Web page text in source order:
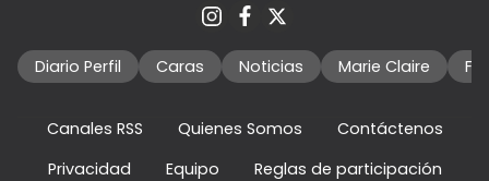
Diario Perfil Caras Noticias Marie Claire
Canales RSS Quienes Somos
Contáctenos
Privacidad
Equipo
Reglas de participación